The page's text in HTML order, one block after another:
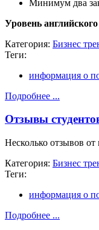
Минимум два
Уровень
Категория: Бизнес
Теги:
информация о
Подробнее ...
Отзывы
Несколько отзывов
Категория: Бизнес
Теги:
информация о
Подробнее ...